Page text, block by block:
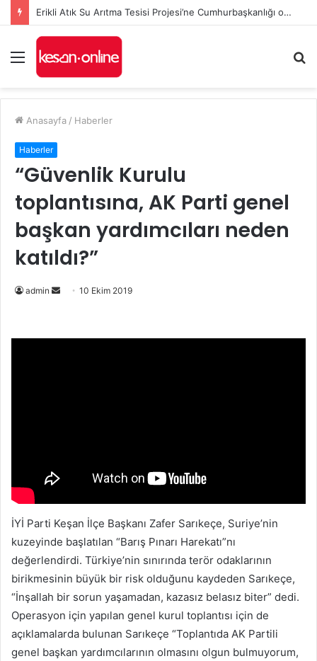
Erikli Atık Su Arıtma Tesisi Projesi’ne Cumhurbaşkanlığı onayı
Menü
...
Anasayfa / Haberler
Haberler
“Güvenlik Kurulu
toplantısına, AK Parti genel
başkan yardımcıları neden
katıldı?”
admin
Bir
göndermek
10 Ekim 2019
İYİ Parti Keşan İlçe Başkanı Zafer Sarıkeçe, Suriye’nin
kuzeyinde başlatılan “Barış Pınarı Harekatı”nı
değerlendirdi. Türkiye’nin sınırında terör odaklarının
birikmesinin büyük bir risk olduğunu kaydeden Sarıkeçe,
“İnşallah bir sorun yaşamadan, kazasız belasız biter” dedi.
Operasyon için yapılan genel kurul toplantısı için de
açıklamalarda bulunan Sarıkeçe “Toplantıda AK Partili
genel başkan yardımcılarının olmasını olgun bulmuyorum,